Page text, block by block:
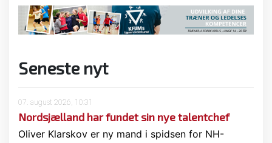
Seneste nyt
07. august 2026, 10:31
Nordsjælland har fundet sin nye talentchef
Oliver Klarskov er ny mand i spidsen for NH-